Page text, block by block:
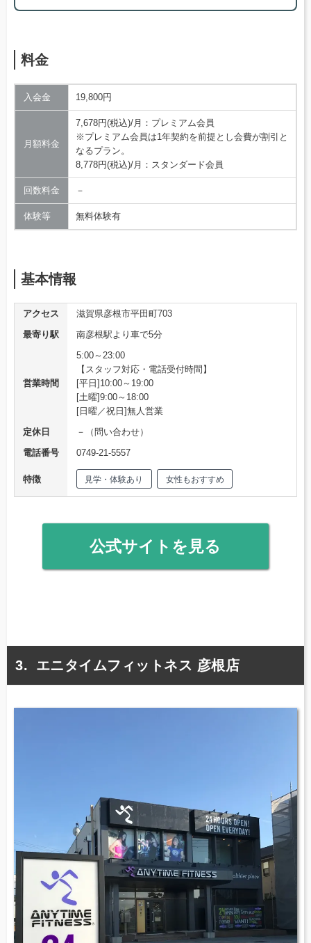
料金
入会金 19,800円
月額料金
7,678円(税込)/月：プレミアム会員
※プレミアム会員は1年契約を前提とし会費が割引と
なるプラン。
8,778円(税込)/月：スタンダード会員
回数料金 －
体験等 無料体験有
基本情報
アクセス
滋賀県彦根市平田町703
最寄り駅
南彦根駅より車で5分
営業時間
5:00～23:00
【スタッフ対応・電話受付時間】
[平日]10:00～19:00
[土曜]9:00～18:00
[日曜／祝日]無人営業
定休日
－（問い合わせ）
電話番号
0749-21-5557
特徴 見学・体験あり 女性もおすすめ
公式サイトを見る
エニタイムフィットネス 彦根店